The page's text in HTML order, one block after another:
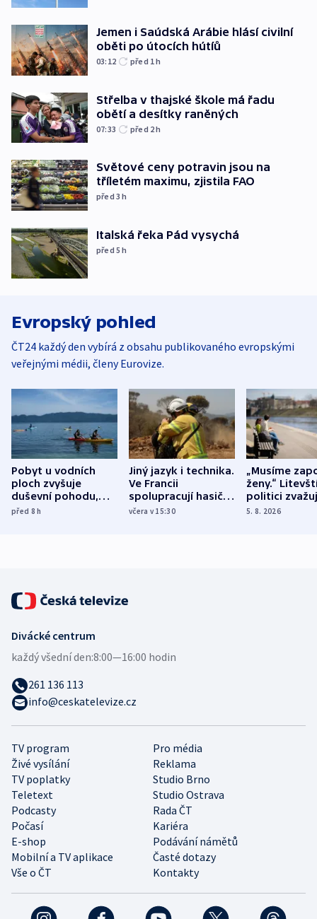
Jemen i Saúdská Arábie hlásí civilní
oběti po útocích hútíů
03:12 před 1h
Střelba v thajské škole má řadu
obětí a desítky raněných
07:33 před 2h
Světové ceny potravin jsou na
tříletém maximu, zjistila FAO
před 3h
Italská řeka Pád vysychá
před 5h
Evropský pohled
ČT24 každý den vybírá z obsahu publikovaného evropskými
veřejnými médii, členy Eurovize.
Pobyt u vodních
ploch zvyšuje
duševní pohodu,
ukázala
před 8h
Jiný jazyk i technika.
Ve Francii
spolupracují hasiči z
různých zemí
včera v 15:30
„Musíme
ženy.“
politici
dohodu o
5. 8. 2026
TV program
Pro média
Živé vysílání
Reklama
TV poplatky
Studio Brno
Teletext
Studio Ostrava
Podcasty
Rada ČT
Počasí
Kariéra
E-shop
Podávání námětů
Mobilní a TV aplikace
Časté dotazy
Vše o ČT
Kontakty
Divácké centrum
každý všední den:8:00—16:00 hodin
261 136 113
info@ceskatelevize.cz